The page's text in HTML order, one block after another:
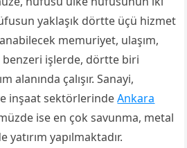
yaklaşık dörtte üçü hizmet
memuriyet, ulaşım,
işlerde, dörtte biri
alanında çalışır. Sanayi,
inşaat sektörlerindeAnkara
ise en çok savunma, metal
yapılmaktadır.